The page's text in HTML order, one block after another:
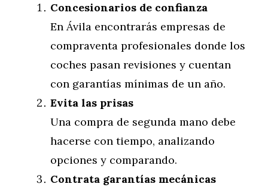
Concesionarios de confianza
En Ávila encontrarás empresas de
compraventa profesionales donde los
coches pasan revisiones y cuentan
con garantías mínimas de un año.
Evita las prisas
Una compra de segunda mano debe
hacerse con tiempo, analizando
opciones y comparando.
Contrata garantías mecánicas